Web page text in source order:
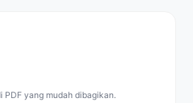
PDF yang mudah dibagikan.